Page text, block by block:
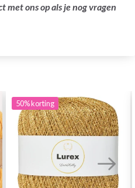
met ons op als je nog vragen
50%korting